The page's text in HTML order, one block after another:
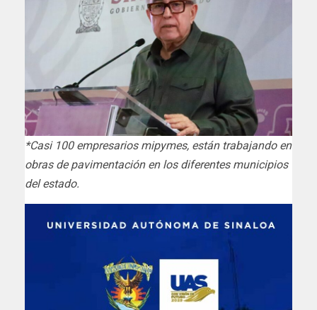
*Casi 100 empresarios mipymes, están trabajando en
obras de pavimentación en los diferentes municipios
del estado.